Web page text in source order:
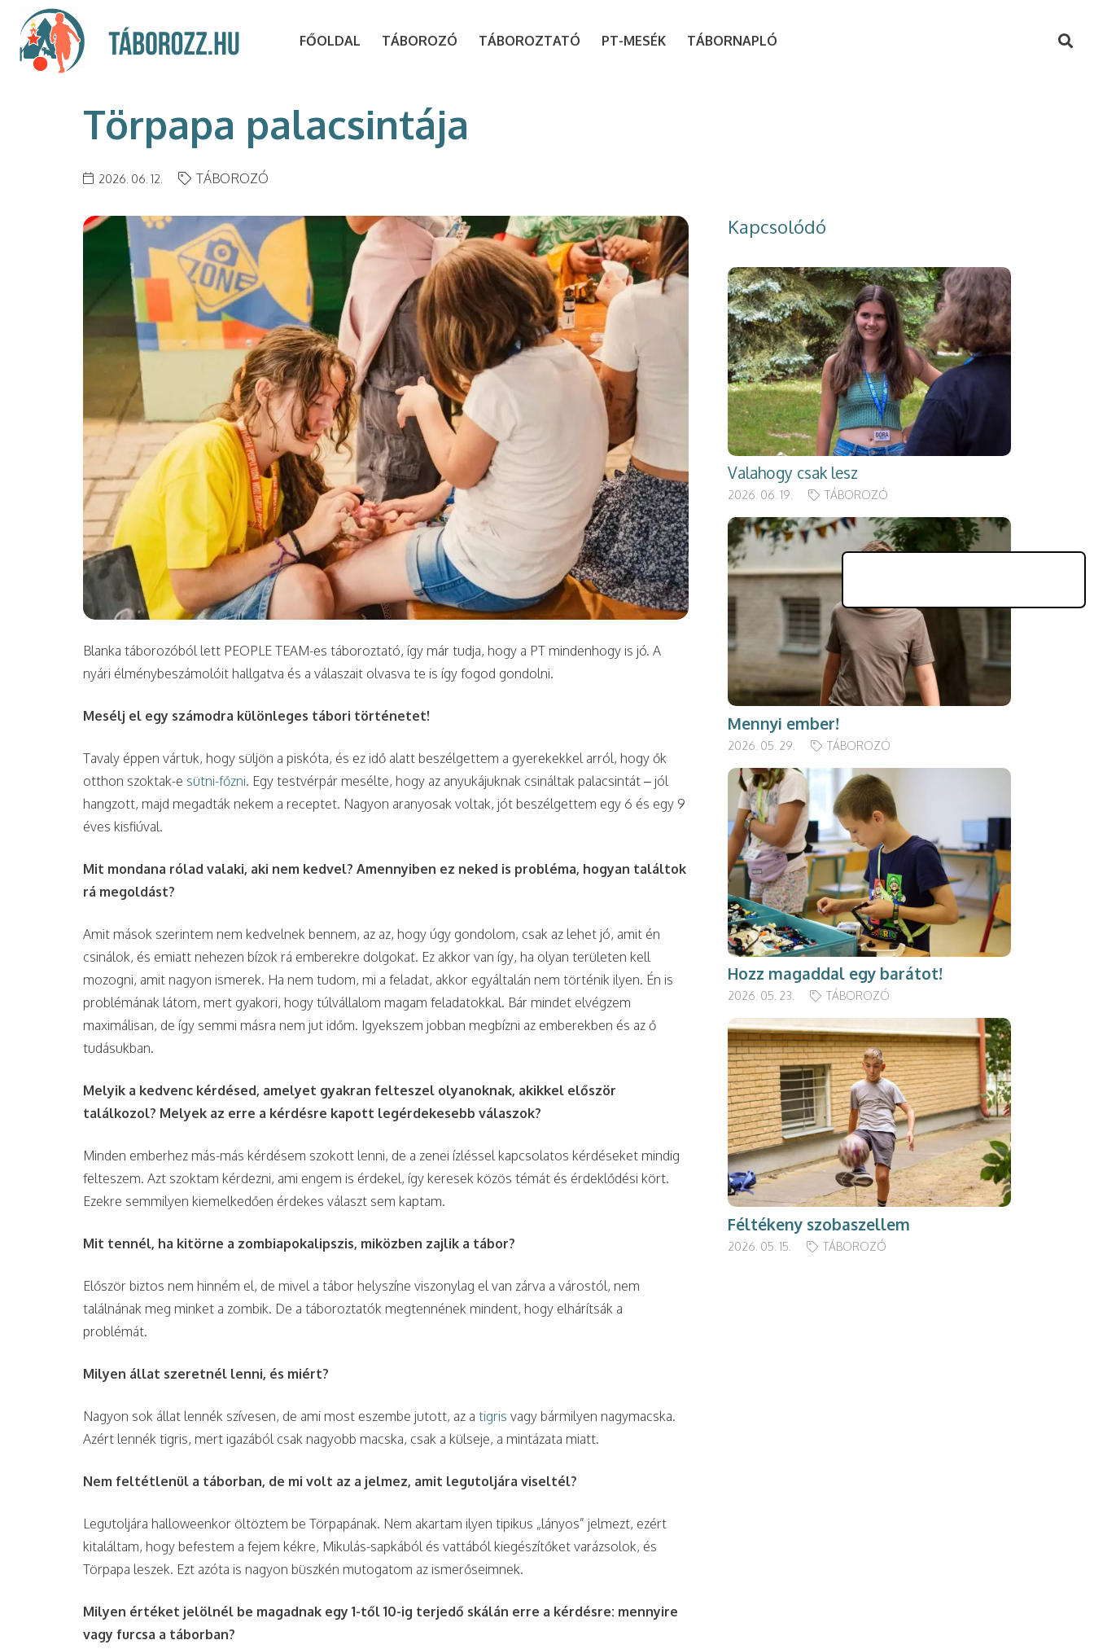
FŐOLDAL TÁBOROZÓ TÁBOROZTATÓ PT-MESÉK TÁBORNAPLÓ
Törpapa palacsintája
2026. 06. 12. TÁBOROZÓ
Blanka táborozóból lett PEOPLE TEAM-es táboroztató, így már tudja, hogy a PT mindenhogy is jó. A
nyári élménybeszámolóit hallgatva és a válaszait olvasva te is így fogod gondolni.
Mesélj el egy számodra különleges tábori történetet!
Tavaly éppen vártuk, hogy süljön a piskóta, és ez idő alatt beszélgettem a gyerekekkel arról, hogy ők
otthon szoktak-e sütni-főzni. Egy testvérpár mesélte, hogy az anyukájuknak csináltak palacsintát – jól
hangzott, majd megadták nekem a receptet. Nagyon aranyosak voltak, jót beszélgettem egy 6 és egy 9
éves kisfiúval.
Mit mondana rólad valaki, aki nem kedvel? Amennyiben ez neked is probléma, hogyan találtok
rá megoldást?
Amit mások szerintem nem kedvelnek bennem, az az, hogy úgy gondolom, csak az lehet jó, amit én
csinálok, és emiatt nehezen bízok rá emberekre dolgokat. Ez akkor van így, ha olyan területen kell
mozogni, amit nagyon ismerek. Ha nem tudom, mi a feladat, akkor egyáltalán nem történik ilyen. Én is
problémának látom, mert gyakori, hogy túlvállalom magam feladatokkal. Bár mindet elvégzem
maximálisan, de így semmi másra nem jut időm. Igyekszem jobban megbízni az emberekben és az ő
tudásukban.
Melyik a kedvenc kérdésed, amelyet gyakran felteszel olyanoknak, akikkel először
találkozol? Melyek az erre a kérdésre kapott legérdekesebb válaszok?
Minden emberhez más-más kérdésem szokott lenni, de a zenei ízléssel kapcsolatos kérdéseket mindig
felteszem. Azt szoktam kérdezni, ami engem is érdekel, így keresek közös témát és érdeklődési kört.
Ezekre semmilyen kiemelkedően érdekes választ sem kaptam.
Mit tennél, ha kitörne a zombiapokalipszis, miközben zajlik a tábor?
Először biztos nem hinném el, de mivel a tábor helyszíne viszonylag el van zárva a várostól, nem
találnának meg minket a zombik. De a táboroztatók megtennének mindent, hogy elhárítsák a
problémát.
Milyen állat szeretnél lenni, és miért?
Nagyon sok állat lennék szívesen, de ami most eszembe jutott, az a tigris vagy bármilyen nagymacska.
Azért lennék tigris, mert igazából csak nagyobb macska, csak a külseje, a mintázata miatt.
Nem feltétlenül a táborban, de mi volt az a jelmez, amit legutoljára viseltél?
Legutoljára halloweenkor öltöztem be Törpapának. Nem akartam ilyen tipikus „lányos” jelmezt, ezért
kitaláltam, hogy befestem a fejem kékre, Mikulás-sapkából és vattából kiegészítőket varázsolok, és
Törpapa leszek. Ezt azóta is nagyon büszkén mutogatom az ismerőseimnek.
Milyen értéket jelölnél be magadnak egy 1-től 10-ig terjedő skálán erre a kérdésre: mennyire
vagy furcsa a táborban?
Kapcsolódó
Valahogy csak lesz
2026. 06. 19. TÁBOROZÓ
Mennyi ember!
2026. 05. 29. TÁBOROZÓ
Hozz magaddal egy barátot!
2026. 05. 23. TÁBOROZÓ
Féltékeny szobaszellem
2026. 05. 15. TÁBOROZÓ